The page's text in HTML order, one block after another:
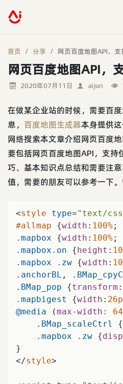
首页 分享 网页百度地图API，
网页百度地图API，
2020年07月11日 aijun
在做某企业站的时候，需要百
息， 百度地图生成器本身提供
网络搜索本文章介绍网页百度
要包括网页百度地图API，支持
巧、基本知识点总结和需要注
值，需要的朋友可以参考一下
<style type="text/
#allmap {width : 100%;
.mapbox {width : 100%;
.mapbox .on {height :
.mapbox
.zw {width :
.anchorBL ,
.BMap_pop {transform :
.mapbigest
{width :
@media (max-width:
.BMap_scaleCtrl
{
.mapbox
.zw {
</style>